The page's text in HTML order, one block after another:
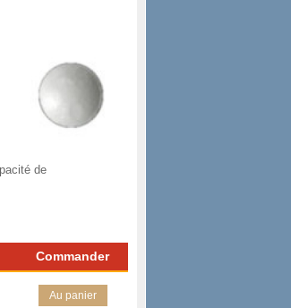
de
Commander
Au panier